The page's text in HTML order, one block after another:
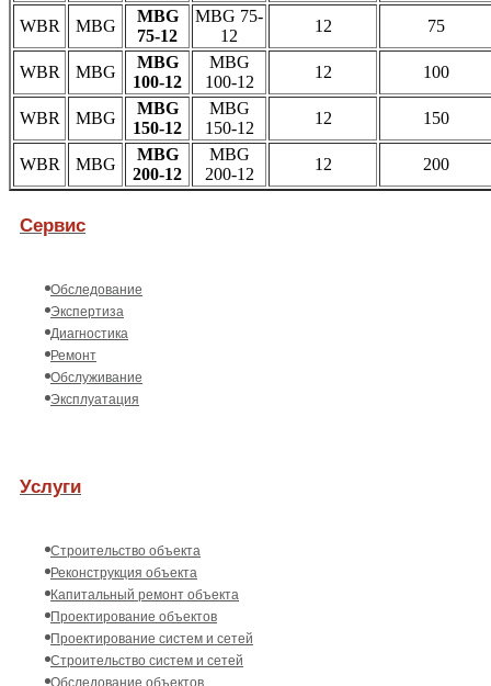
WBR MBG
MBG
75-12
MBG 75-
12
12 75
WBR MBG
MBG
100-12
MBG
100-12
12 100
WBR MBG
MBG
150-12
MBG
150-12
12 150
WBR MBG
MBG
200-12
MBG
200-12
12 200
Сервис
Обследование
Экспертиза
Диагностика
Ремонт
Обслуживание
Эксплуатация
Услуги
Строительство объекта
Реконструкция объекта
Капитальный ремонт объекта
Проектирование объектов
Проектирование систем и сетей
Строительство систем и сетей
Обследование объектов